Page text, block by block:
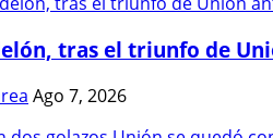
tras el triunfo de
Ago 7, 2026